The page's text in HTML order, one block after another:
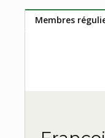
Membres